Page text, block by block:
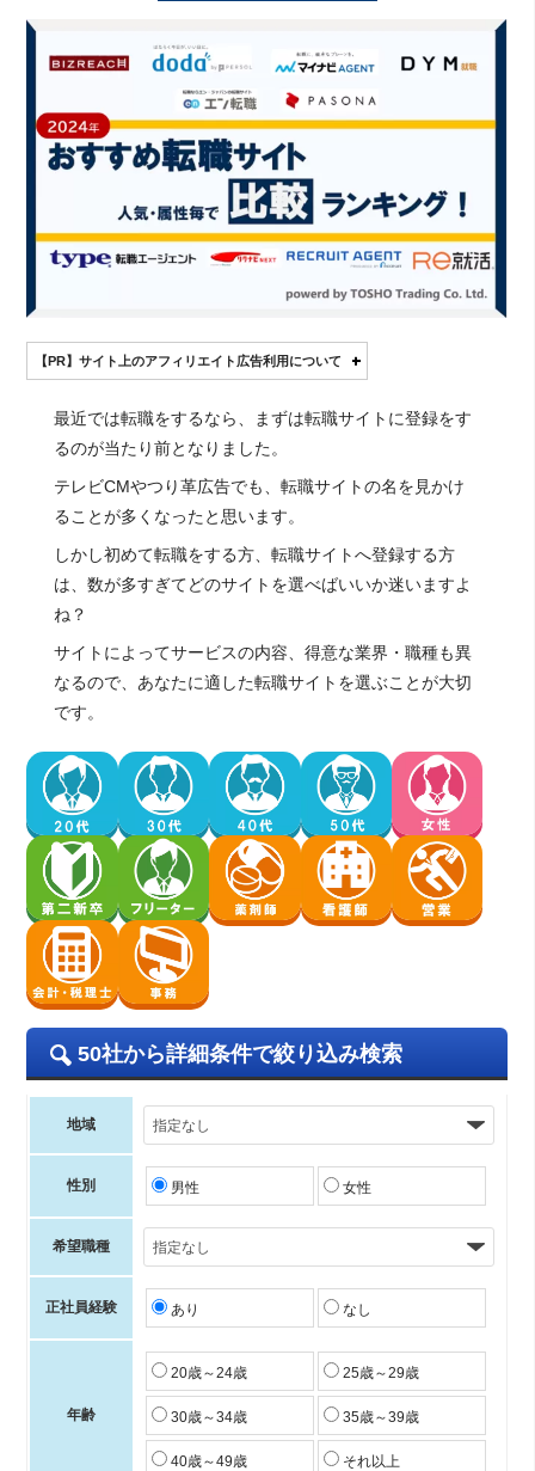
【PR】サイト上のアフィリエイト広告利用について
最近では転職をするなら、まずは転職サイトに登録をす
るのが当たり前となりました。
テレビCMやつり革広告でも、転職サイトの名を見かけ
ることが多くなったと思います。
しかし初めて転職をする方、転職サイトへ登録する方
は、数が多すぎてどのサイトを選べばいいか迷いますよ
ね？
サイトによってサービスの内容、得意な業界・職種も異
なるので、あなたに適した転職サイトを選ぶことが大切
です。
50社から詳細条件で絞り込み検索
地域
性別 男性 女性
希望職種
正社員経験 あり なし
年齢
20歳～24歳 25歳～29歳
30歳～34歳 35歳～39歳
40歳～49歳 それ以上